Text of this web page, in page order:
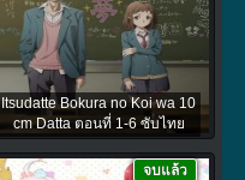
Itsudatte Bokura no Koi wa 10
cm Datta ตอนที่ 1-6 ซับไทย
จบแล้ว